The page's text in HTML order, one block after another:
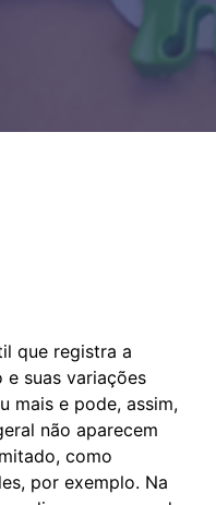
que registra a
suas variações
mais e pode, assim,
não aparecem
como
por exemplo. Na